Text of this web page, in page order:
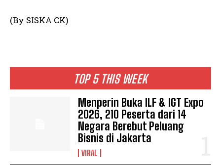
TOP 5 THIS WEEK
Menperin Buka ILF & IGT Expo
2026, 210 Peserta dari 14
Negara Berebut Peluang
Bisnis di Jakarta
VIRAL
(By SISKA CK)